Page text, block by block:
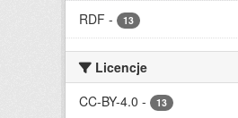
RDF - 13
Licencje
CC-BY-4.0 - 13